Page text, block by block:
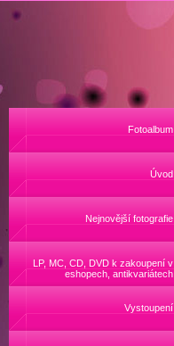
Fotoalbum
Úvod
Nejnovější fotografie
LP, MC, CD, DVD k zakoupení v
eshopech, antikvariátech
Vystoupení